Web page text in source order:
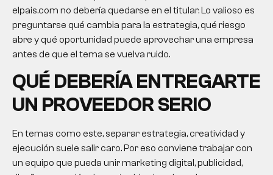
elpais.com no debería quedarse en el titular. Lo valioso es
preguntarse qué cambia para la estrategia, qué riesgo
abre y qué oportunidad puede aprovechar una empresa
antes de que el tema se vuelva ruido.
QUÉ DEBERÍA ENTREGARTE
UN PROVEEDOR SERIO
En temas como este, separar estrategia, creatividad y
ejecución suele salir caro. Por eso conviene trabajar con
un equipo que pueda unir marketing digital, publicidad,